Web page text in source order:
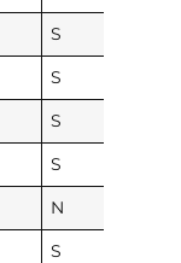
S
S
S
S
N
S